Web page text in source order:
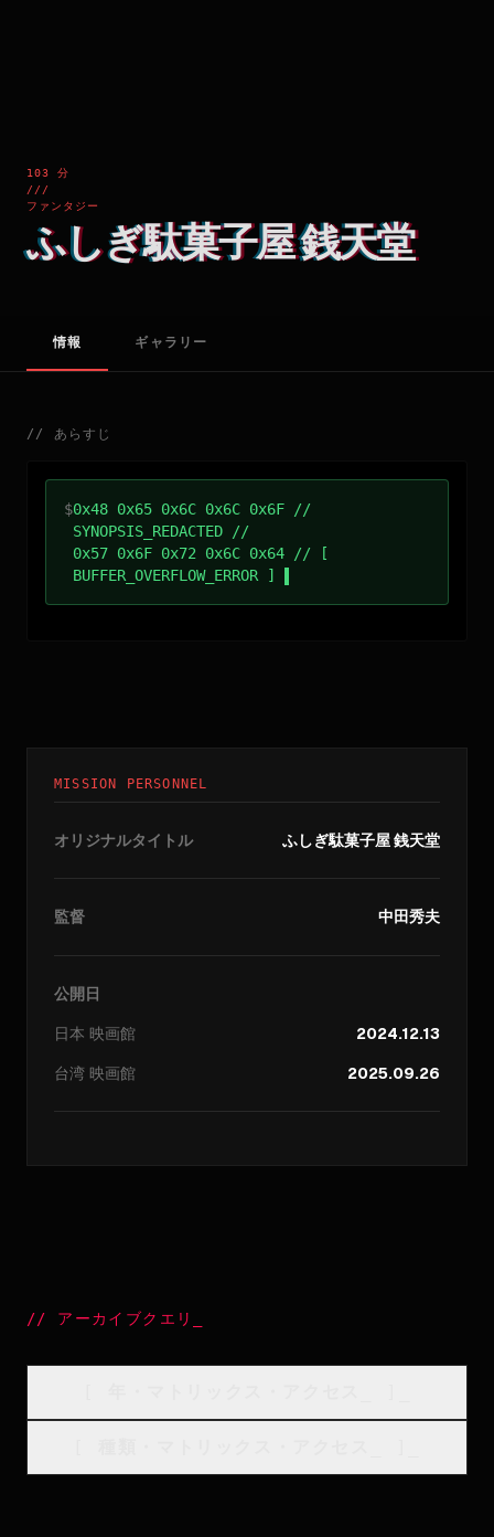
103 分
///
ファンタジー
ふしぎ駄菓子屋 銭天堂
情報 ギャラリー
// あらすじ
$0x48 0x65 0x6C 0x6C 0x6F //
SYNOPSIS_REDACTED //
0x57 0x6F 0x72 0x6C 0x64 // [
BUFFER_OVERFLOW_ERROR ]
MISSION PERSONNEL
オリジナルタイトル ふしぎ駄菓子屋 銭天堂
監督 中田秀夫
公開日
日本 映画館
2024.12.13
台湾 映画館 2025.09.26
// アーカイブクエリ